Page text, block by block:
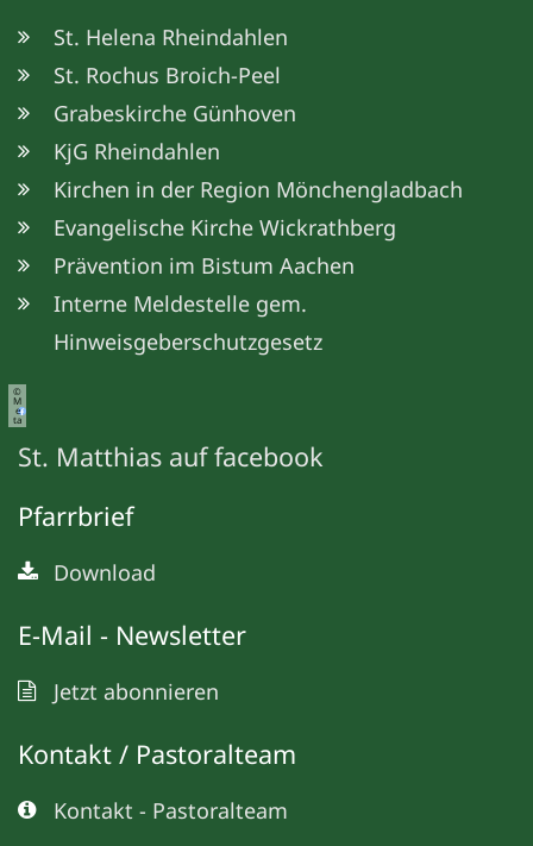
St. Helena Rheindahlen
St. Rochus Broich-Peel
Grabeskirche Günhoven
KjG Rheindahlen
Kirchen in der Region Mönchengladbach
Evangelische Kirche Wickrathberg
Prävention im Bistum Aachen
Interne Meldestelle gem.
Hinweisgeberschutzgesetz
©
M
e
ta
St. Matthias auf facebook
Pfarrbrief
Download
E-Mail - Newsletter
Jetzt abonnieren
Kontakt / Pastoralteam
Kontakt - Pastoralteam